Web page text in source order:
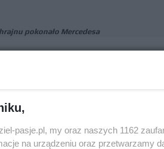
pokonało Mercedesa
w Mcl bolid był robiony
pasje.pl, my oraz naszych 1162
na urządzeniu oraz przetwarzamy